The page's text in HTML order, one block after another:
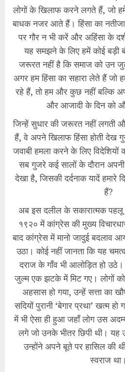
लोगों के खिलाफ करने लगते हैं, जो
बाधक नजर आते हैं। हिंसा का
पर गौर न भी करें और अहिंसा के
यह समझने के लिए हमें कोई बड़ी
जरूरत नहीं है कि समाज को उन
अगर हम हिंसा का सहारा लेते हैं जो
रहे हैं, तो हम और कुछ नहीं बल्कि
और आजादी के दिन को
​जिन्हें सुधार की जरूरत नहीं लगती
हैं, वे अपने खिलाफ हिंसा होती देख
जवाबी हमला करने के लिए
सब गुजरे कई सालों के दौरान
देखा है, जिसकी दर्दनाक यादें हमारे
हैं?
​अब इस दलील के सकारात्मक पहलू
१९२० में कांग्रेस की मुख्य
बाद कांग्रेस में मानो जादुई बदलाव
उठा। कोई नहीं जानता कि यह
दराज के गाँव भी आलोड़ित हो उठे।
जुल्म एक झटके में मिट गए। लोगों
अहसास हो गया, उन्हें सत्ता का
सदियों पुरानी ‘बेगार प्रथा’ खत्म
में भी ऐसा ही हुआ जहाँ लोग उस
लगे जो उनके भीतर छिपी थी। यह
उन्होंने अपने बूते पर हासिल की
स्वराज था।